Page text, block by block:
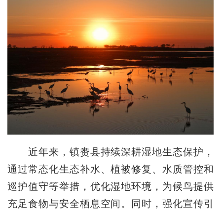
近年来，镇赉县持续深耕湿地生态保护，
通过常态化生态补水、植被修复、水质管控和
巡护值守等举措，优化湿地环境，为候鸟提供
充足食物与安全栖息空间。同时，强化宣传引